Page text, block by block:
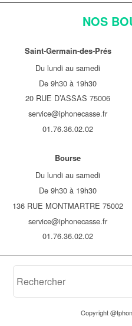
NOS
Saint-Germain-des-Prés
Du lundi au samedi
De 9h30 à 19h30
20 RUE D’ASSAS 75006
service@iphonecasse.fr
01.76.36.02.02
Bourse
Du lundi au samedi
De 9h30 à 19h30
136 RUE MONTMARTRE 75002
service@iphonecasse.fr
01.76.36.02.02
Copyright